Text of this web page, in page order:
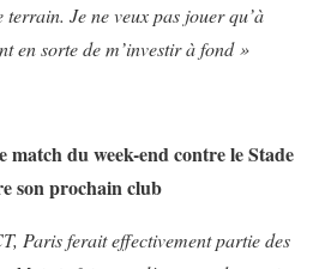
terrain. Je ne veux pas jouer qu’à
en sorte de m’investir à fond »
match du week-end contre le Stade
son prochain club
Paris ferait effectivement partie des